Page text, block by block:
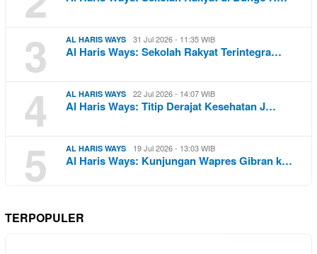
3 AL HARIS WAYS 31 Jul 2026 - 11:35 WIB
Al Haris Ways: Sekolah Rakyat Terintegra…
4 AL HARIS WAYS 22 Jul 2026 - 14:07 WIB
Al Haris Ways: Titip Derajat Kesehatan J…
5 AL HARIS WAYS 19 Jul 2026 - 13:03 WIB
Al Haris Ways: Kunjungan Wapres Gibran k…
TERPOPULER